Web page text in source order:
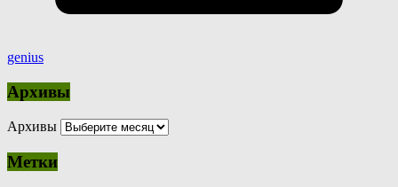
genius
Архивы
Архивы
Метки